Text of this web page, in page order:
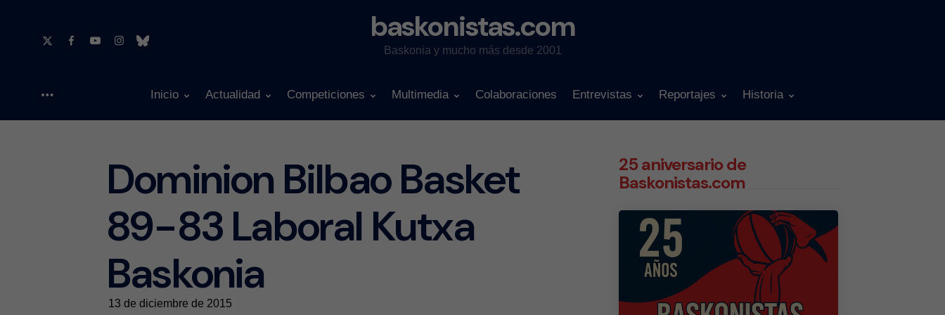
baskonistas.com
Baskonia y mucho más desde 2001
Inicio Actualidad Competiciones Multimedia Colaboraciones Entrevistas Reportajes Historia
Dominion Bilbao Basket
89-83 Laboral Kutxa
Baskonia
13 de diciembre de 2015
25 aniversario de
Baskonistas.com